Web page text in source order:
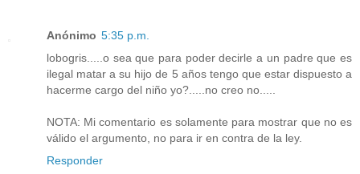
Anónimo 5:35 p.m.
lobogris.....o sea que para poder decirle a un padre que es
ilegal matar a su hijo de 5 años tengo que estar dispuesto a
hacerme cargo del niño yo?.....no creo no.....
NOTA: Mi comentario es solamente para mostrar que no es
válido el argumento, no para ir en contra de la ley.
Responder